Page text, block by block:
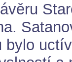
bylo